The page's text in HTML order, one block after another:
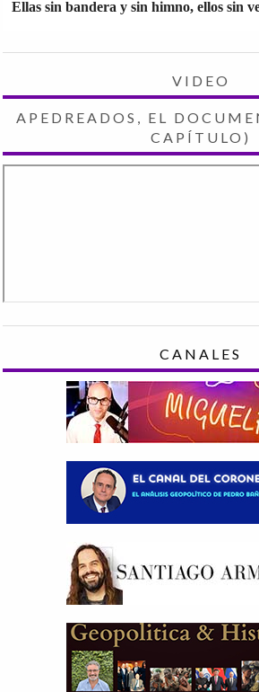
Ellas sin bandera y sin himno, ellos sin
VIDEO
APEDREADOS, EL
CAPÍTULO)
CANALES